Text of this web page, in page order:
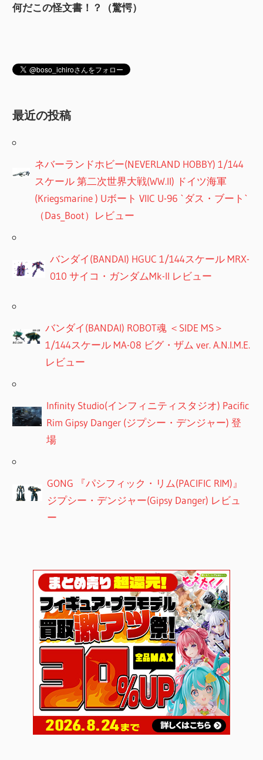
何だこの怪文書！？（驚愕）
最近の投稿
ネバーランドホビー(NEVERLAND HOBBY) 1/144
スケール 第二次世界大戦(WW.II) ドイツ海軍
(Kriegsmarine ) Uボート VIIC U-96 `ダス・ブート`
（Das_Boot）レビュー
バンダイ(BANDAI) HGUC 1/144スケール MRX-
010 サイコ・ガンダムMk-II レビュー
バンダイ(BANDAI) ROBOT魂 ＜SIDE MS＞
1/144スケール MA-08 ビグ・ザム ver. A.N.I.M.E.
レビュー
Infinity Studio(インフィニティスタジオ) Pacific
Rim Gipsy Danger (ジプシー・デンジャー) 登
場
GONG 『パシフィック・リム(PACIFIC RIM)』
ジプシー・デンジャー(Gipsy Danger) レビュ
ー